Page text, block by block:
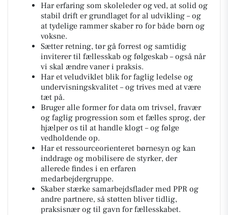
Har erfaring som skoleleder og ved, at solid og
stabil drift er grundlaget for al udvikling – og
at tydelige rammer skaber ro for både børn og
voksne.
Sætter retning, tør gå forrest og samtidig
inviterer til fællesskab og følgeskab – også når
vi skal ændre vaner i praksis.
Har et veludviklet blik for faglig ledelse og
undervisningskvalitet – og trives med at være
tæt på.
Bruger alle former for data om trivsel, fravær
og faglig progression som et fælles sprog, der
hjælper os til at handle klogt – og følge
vedholdende op.
Har et ressourceorienteret børnesyn og kan
inddrage og mobilisere de styrker, der
allerede findes i en erfaren
medarbejdergruppe.
Skaber stærke samarbejdsflader med PPR og
andre partnere, så støtten bliver tidlig,
praksisnær og til gavn for fællesskabet.